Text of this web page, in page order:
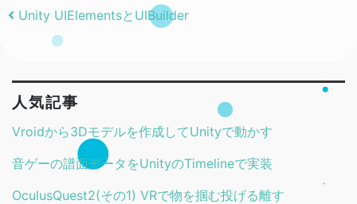
Post navigation
Unity UIElementsとUIBuilder
人気記事
Vroidから3Dモデルを作成してUnityで動かす
音ゲーの譜面データをUnityのTimelineで実装
OculusQuest2(その1) VRで物を掴む投げる離す